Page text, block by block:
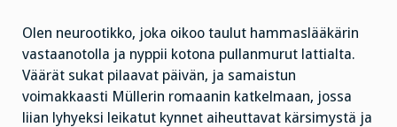
Olen neurootikko, joka oikoo taulut hammaslääkärin
vastaanotolla ja nyppii kotona pullanmurut lattialta.
Väärät sukat pilaavat päivän, ja samaistun
voimakkaasti Müllerin romaanin katkelmaan, jossa
liian lyhyeksi leikatut kynnet aiheuttavat kärsimystä ja